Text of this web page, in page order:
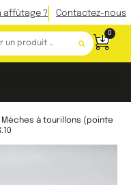
affûtage ? Contactez-nous
0
Mèches à tourillons (pointe